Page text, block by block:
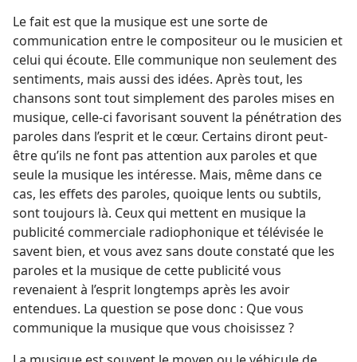
Le fait est que la musique est une sorte de
communication entre le compositeur ou le musicien et
celui qui écoute. Elle communique non seulement des
sentiments, mais aussi des idées. Après tout, les
chansons sont tout simplement des paroles mises en
musique, celle-ci favorisant souvent la pénétration des
paroles dans l’esprit et le cœur. Certains diront peut-
être qu’ils ne font pas attention aux paroles et que
seule la musique les intéresse. Mais, même dans ce
cas, les effets des paroles, quoique lents ou subtils,
sont toujours là. Ceux qui mettent en musique la
publicité commerciale radiophonique et télévisée le
savent bien, et vous avez sans doute constaté que les
paroles et la musique de cette publicité vous
revenaient à l’esprit longtemps après les avoir
entendues. La question se pose donc : Que vous
communique la musique que vous choisissez ?